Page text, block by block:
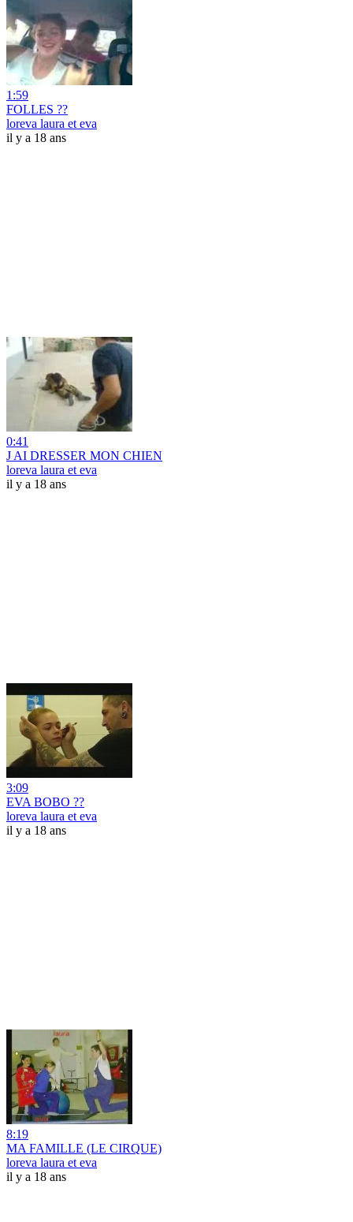
1:59
FOLLES ??
loreva laura et eva
il y a 18 ans
0:41
J AI DRESSER MON CHIEN
loreva laura et eva
il y a 18 ans
3:09
EVA BOBO ??
loreva laura et eva
il y a 18 ans
8:19
MA FAMILLE (LE CIRQUE)
loreva laura et eva
il y a 18 ans